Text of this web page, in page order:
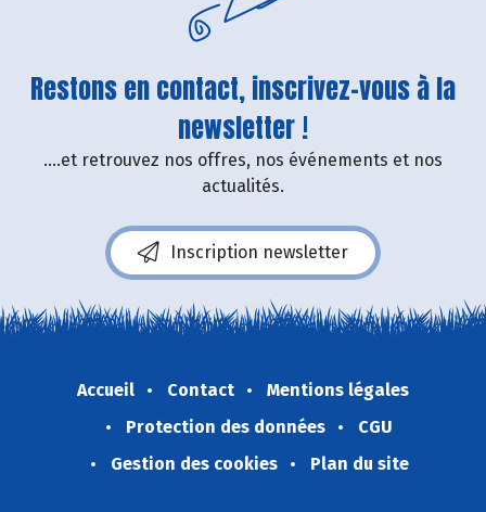
Restons en contact, inscrivez-vous à la
newsletter !
....et retrouvez nos offres, nos événements et nos
actualités.
Inscription newsletter
Accueil Contact
Mentions légales
Protection des données
CGU
Gestion des cookies
Plan du site